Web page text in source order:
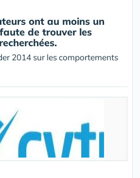
ont au moins un
de trouver les
2014 sur les comportements